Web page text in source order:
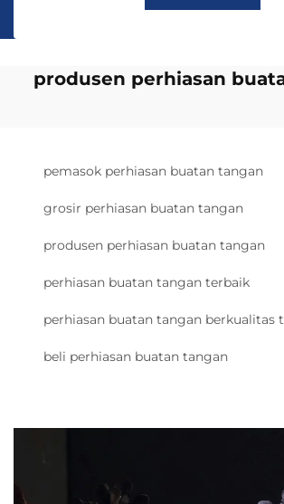
produsen perhiasan
pemasok perhiasan buatan tangan
grosir perhiasan buatan tangan
produsen perhiasan buatan tangan
perhiasan buatan tangan terbaik
perhiasan buatan tangan berkualitas
beli perhiasan buatan tangan